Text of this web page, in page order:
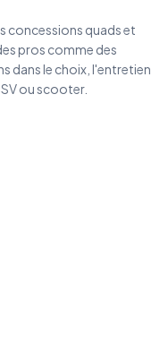
concessions quads et
pros comme des
dans le choix, l'entretien
ou scooter.